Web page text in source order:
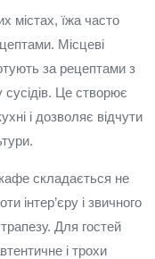
містах, їжа часто
Місцеві
за рецептами з
Це створює
і дозволяє відчути
складається не
інтер’єру і звичного
Для гостей
і трохи